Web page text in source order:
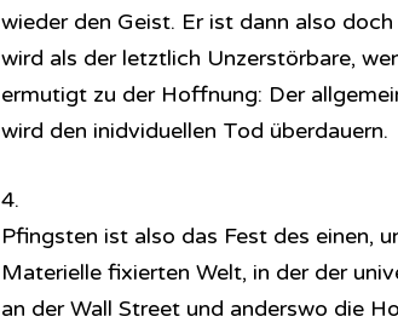
wieder den Geist. Er ist dann also
wird als der letztlich Unzerstörbare,
ermutigt zu der Hoffnung: Der
wird den inidviduellen Tod überdauern.
4.
Pfingsten ist also das Fest des einen,
Materielle fixierten Welt, in der der
an der Wall Street und anderswo die